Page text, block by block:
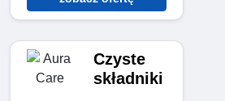
Czyste
składniki